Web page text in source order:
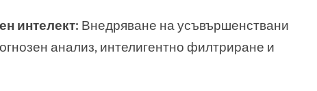
интелект: Внедряване на усъвършенствани
анализ, интелигентно филтриране и